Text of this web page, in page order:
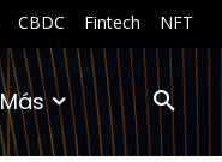
CBDC Fintech NFT
Más